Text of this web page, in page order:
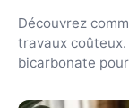
Découvrez
travaux
bicarbonate